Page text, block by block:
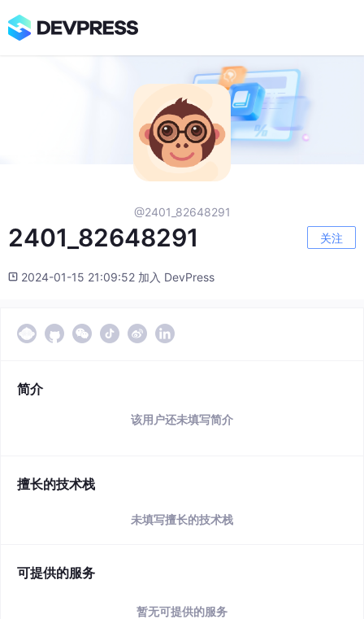
@2401_82648291
2401_82648291 关注
2024-01-15 21:09:52 加入 DevPress
简介
该用户还未填写简介
擅长的技术栈
未填写擅长的技术栈
可提供的服务
暂无可提供的服务